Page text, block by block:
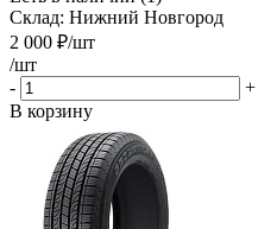
Склад: Нижний Новгород
2 000 ₽/шт
/шт
-
+
В корзину